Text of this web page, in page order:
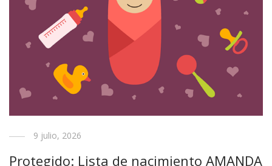
9 julio, 2026
Protegido: Lista de nacimiento AMANDA